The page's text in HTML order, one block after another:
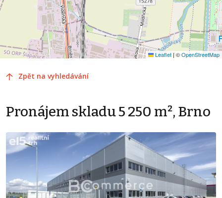
Leaflet | ©OpenStreetMap
Zpět na vyhledávání
Pronájem skladu 5 250 m², Brno